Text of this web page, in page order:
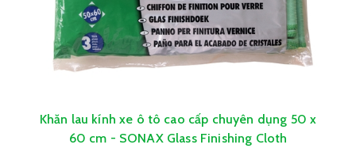
Khăn lau kính xe ô tô cao cấp chuyên dụng 50 x
60 cm - SONAX Glass Finishing Cloth